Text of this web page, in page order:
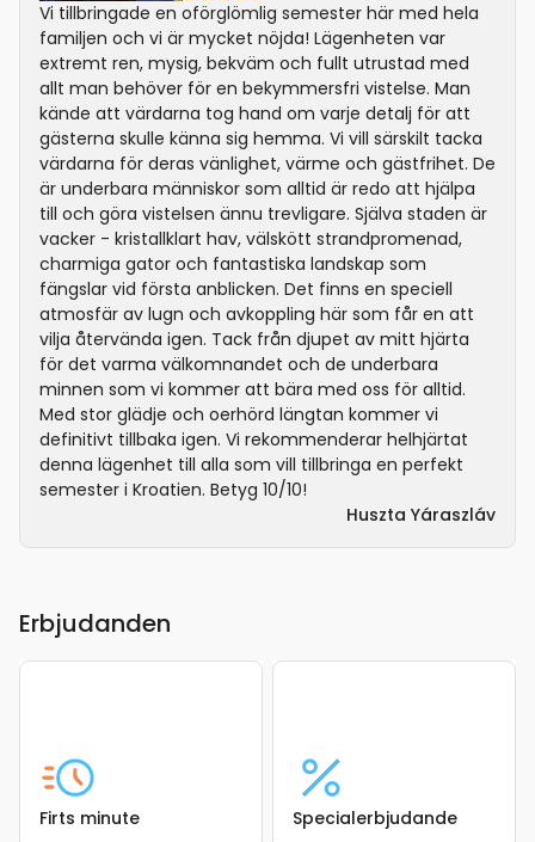
Vi tillbringade en oförglömlig semester här med hela
familjen och vi är mycket nöjda! Lägenheten var
extremt ren, mysig, bekväm och fullt utrustad med
allt man behöver för en bekymmersfri vistelse. Man
kände att värdarna tog hand om varje detalj för att
gästerna skulle känna sig hemma. Vi vill särskilt tacka
värdarna för deras vänlighet, värme och gästfrihet. De
är underbara människor som alltid är redo att hjälpa
till och göra vistelsen ännu trevligare. Själva staden är
vacker - kristallklart hav, välskött strandpromenad,
charmiga gator och fantastiska landskap som
fängslar vid första anblicken. Det finns en speciell
atmosfär av lugn och avkoppling här som får en att
vilja återvända igen. Tack från djupet av mitt hjärta
för det varma välkomnandet och de underbara
minnen som vi kommer att bära med oss för alltid.
Med stor glädje och oerhörd längtan kommer vi
definitivt tillbaka igen. Vi rekommenderar helhjärtat
denna lägenhet till alla som vill tillbringa en perfekt
semester i Kroatien. Betyg 10/10!
Huszta Yáraszláv
Erbjudanden
Firts minute Specialerbjudande